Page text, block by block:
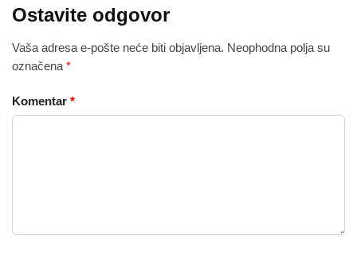
Ostavite odgovor
Vaša adresa e-pošte neće biti objavljena. Neophodna polja su
označena *
Komentar *